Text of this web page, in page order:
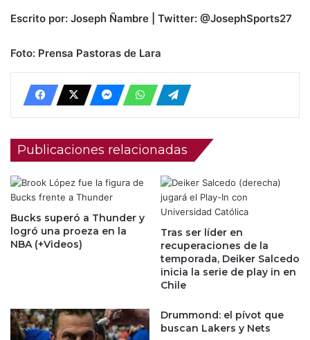
Escrito por: Joseph Ñambre | Twitter: @JosephSports27
Foto: Prensa Pastoras de Lara
Publicaciones relacionadas
Bucks superó a Thunder y
logró una proeza en la
NBA (+Videos)
Tras ser líder en
recuperaciones de la
temporada, Deiker Salcedo
inicia la serie de play in en
Chile
Drummond: el pívot que
buscan Lakers y Nets